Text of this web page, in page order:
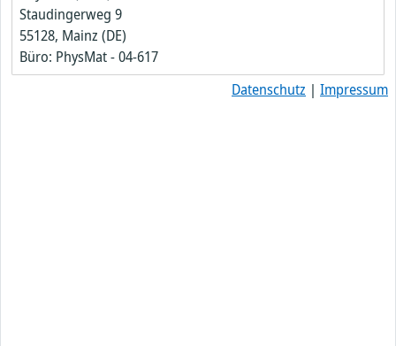
Staudingerweg 9
55128, Mainz (DE)
Büro: PhysMat - 04-617
Datenschutz | Impressum